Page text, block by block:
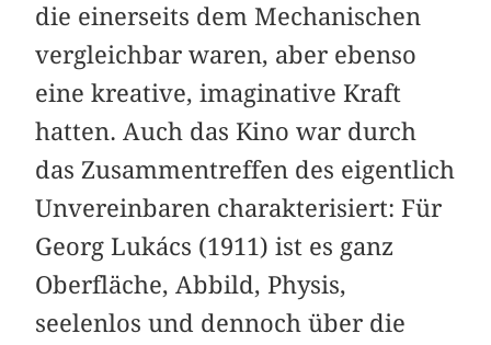
die einerseits dem Mechanischen
vergleichbar waren, aber ebenso
eine kreative, imaginative Kraft
hatten. Auch das Kino war durch
das Zusammentreffen des eigentlich
Unvereinbaren charakterisiert: Für
Georg Lukács (1911) ist es ganz
Oberfläche, Abbild, Physis,
seelenlos und dennoch über die